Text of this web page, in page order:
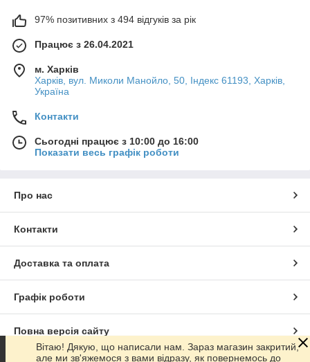
97% позитивних з 494 відгуків за рік
Працює з 26.04.2021
м. Харків
Харків, вул. Миколи Манойло, 50, Індекс 61193, Харків,
Україна
Контакти
Сьогодні працює з 10:00 до 16:00
Показати весь графік роботи
Про нас
Контакти
Доставка та оплата
Графік роботи
Повна версія сайту
Вітаю! Дякую, що написали нам. Зараз магазин закритий,
але ми зв'яжемося з вами відразу, як повернемось до